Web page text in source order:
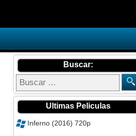
Buscar:
Ultimas Peliculas
Inferno (2016) 720p